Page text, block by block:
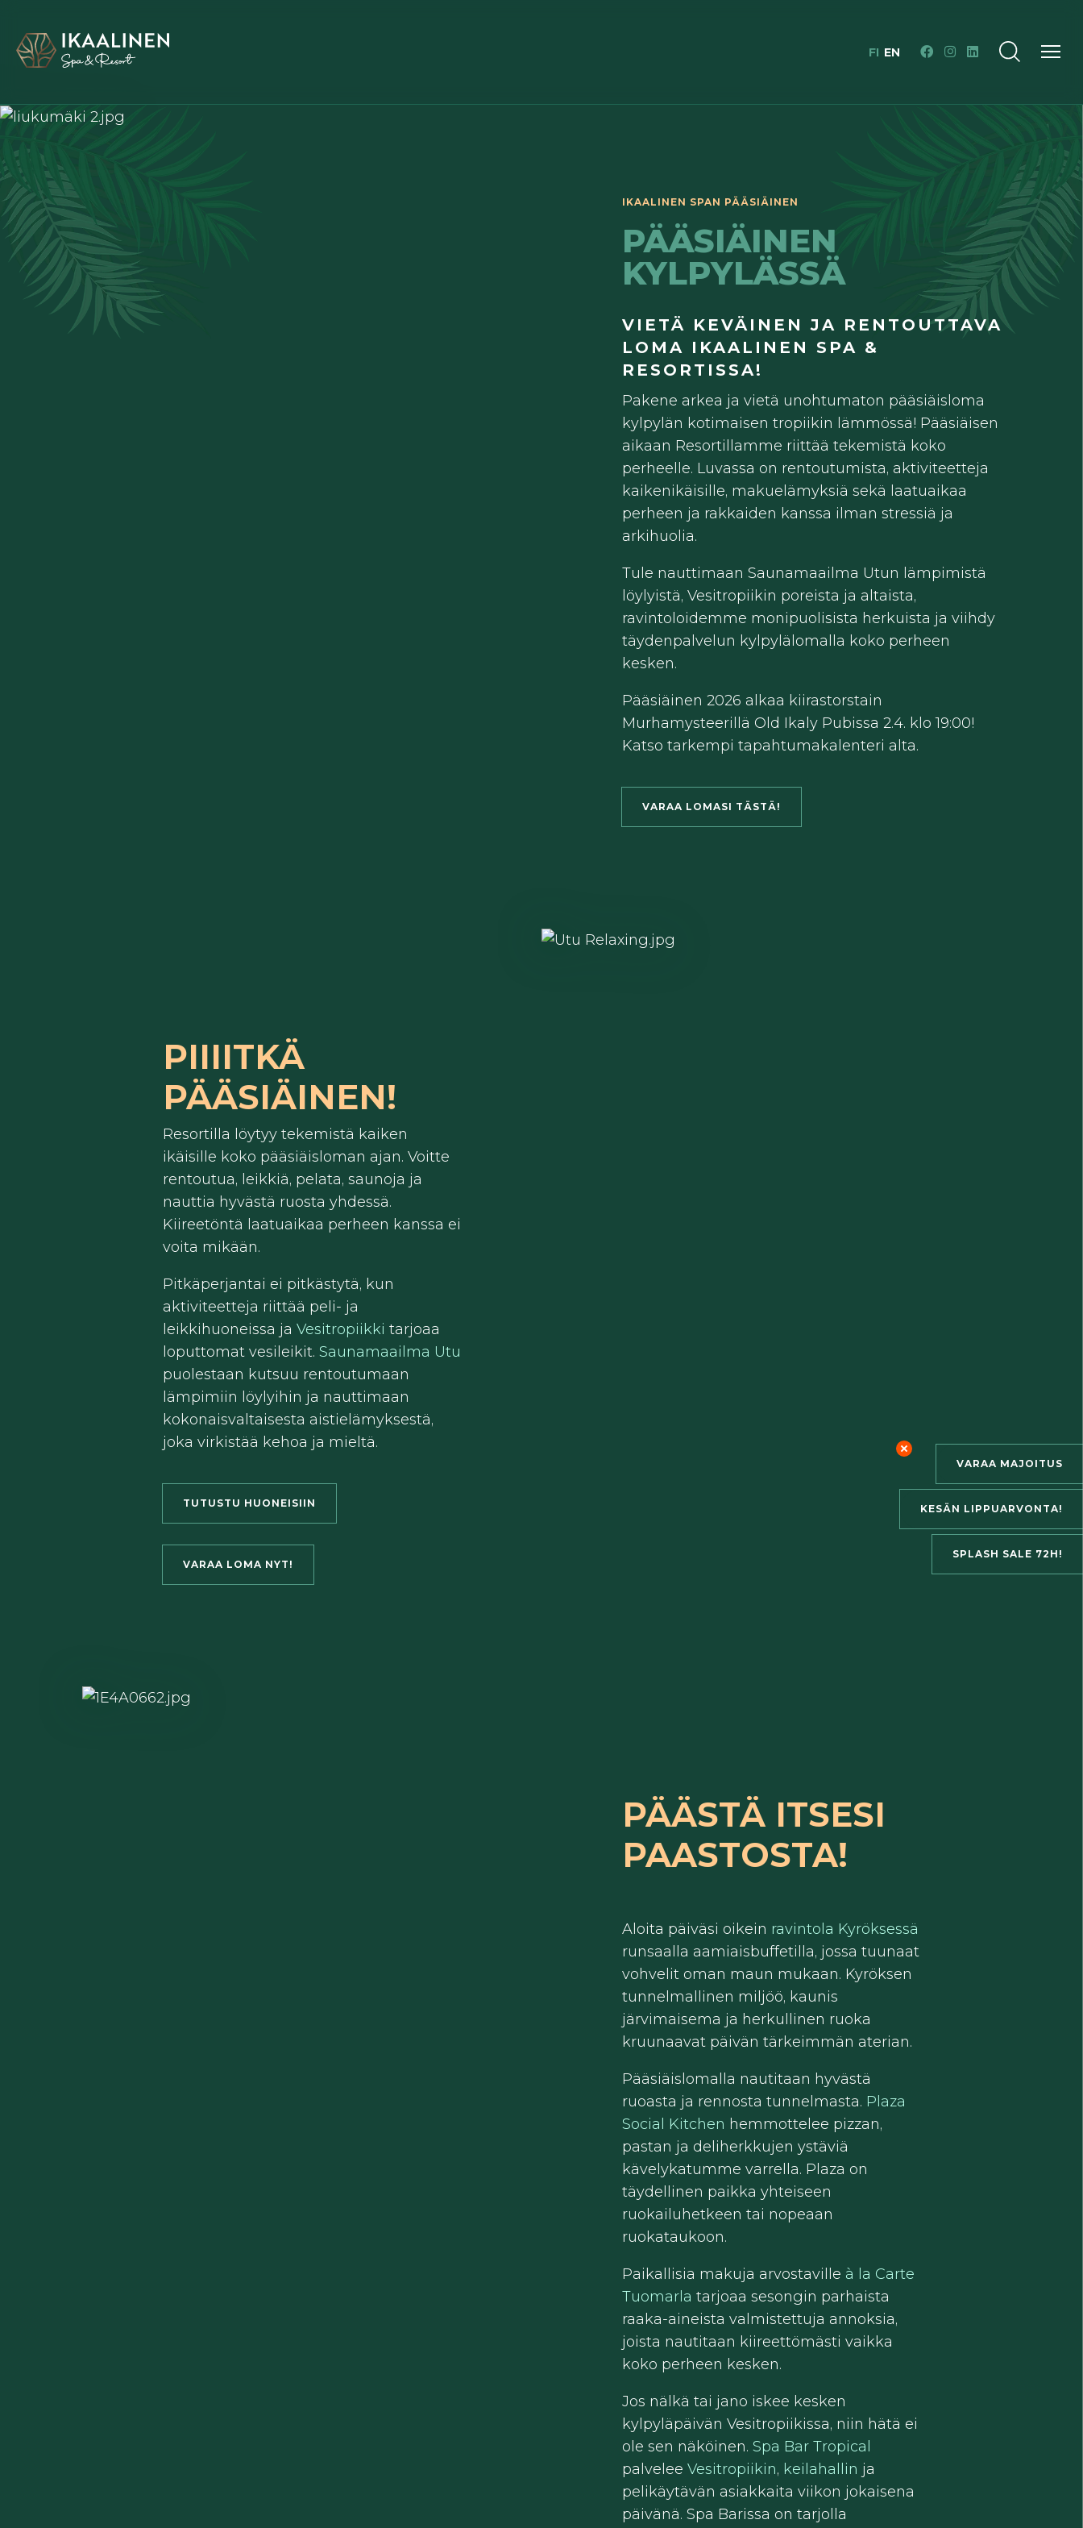
VARAA MAJOITUS
KESÄN LIPPUARVONTA!
SPLASH SALE 72H!
FI EN
PÄÄSIÄINEN
KYLPYLÄSSÄ
VIETÄ KEVÄINEN JA RENTOUTTAVA
LOMA IKAALINEN SPA &
RESORTISSA!
Pakene arkea ja vietä unohtumaton pääsiäisloma
kylpylän kotimaisen tropiikin lämmössä! Pääsiäisen
aikaan Resortillamme riittää tekemistä koko
perheelle. Luvassa on rentoutumista, aktiviteetteja
kaikenikäisille, makuelämyksiä sekä laatuaikaa
perheen ja rakkaiden kanssa ilman stressiä ja
arkihuolia.
Tule nauttimaan Saunamaailma Utun lämpimistä
löylyistä, Vesitropiikin poreista ja altaista,
ravintoloidemme monipuolisista herkuista ja viihdy
täydenpalvelun kylpylälomalla koko perheen
kesken.
Pääsiäinen 2026 alkaa kiirastorstain
Murhamysteerillä Old Ikaly Pubissa 2.4. klo 19:00!
Katso tarkempi tapahtumakalenteri alta.
VARAA LOMASI TÄSTÄ!
PIIIITKÄ
PÄÄSIÄINEN!
Resortilla löytyy tekemistä kaiken
ikäisille koko pääsiäisloman ajan. Voitte
rentoutua, leikkiä, pelata, saunoja ja
nauttia hyvästä ruosta yhdessä.
Kiireetöntä laatuaikaa perheen kanssa ei
voita mikään.
Pitkäperjantai ei pitkästytä, kun
aktiviteetteja riittää peli- ja
leikkihuoneissa ja Vesitropiikki tarjoaa
loputtomat vesileikit. Saunamaailma Utu
puolestaan kutsuu rentoutumaan
lämpimiin löylyihin ja nauttimaan
kokonaisvaltaisesta aistielämyksestä,
joka virkistää kehoa ja mieltä.
TUTUSTU HUONEISIIN
VARAA LOMA NYT!
PÄÄSTÄ ITSESI
PAASTOSTA!
Aloita päiväsi oikein ravintola Kyröksessä
runsaalla aamiaisbuffetilla, jossa tuunaat
vohvelit oman maun mukaan. Kyröksen
tunnelmallinen miljöö, kaunis
järvimaisema ja herkullinen ruoka
kruunaavat päivän tärkeimmän aterian.
Pääsiäislomalla nautitaan hyvästä
ruoasta ja rennosta tunnelmasta. Plaza
Social Kitchen hemmottelee pizzan,
pastan ja deliherkkujen ystäviä
kävelykatumme varrella. Plaza on
täydellinen paikka yhteiseen
ruokailuhetkeen tai nopeaan
ruokataukoon.
Paikallisia makuja arvostaville à la Carte
Tuomarla tarjoaa sesongin parhaista
raaka-aineista valmistettuja annoksia,
joista nautitaan kiireettömästi vaikka
koko perheen kesken.
Jos nälkä tai jano iskee kesken
kylpyläpäivän Vesitropiikissa, niin hätä ei
ole sen näköinen. Spa Bar Tropical
palvelee Vesitropiikin, keilahallin ja
pelikäytävän asiakkaita viikon jokaisena
päivänä. Spa Barissa on tarjolla